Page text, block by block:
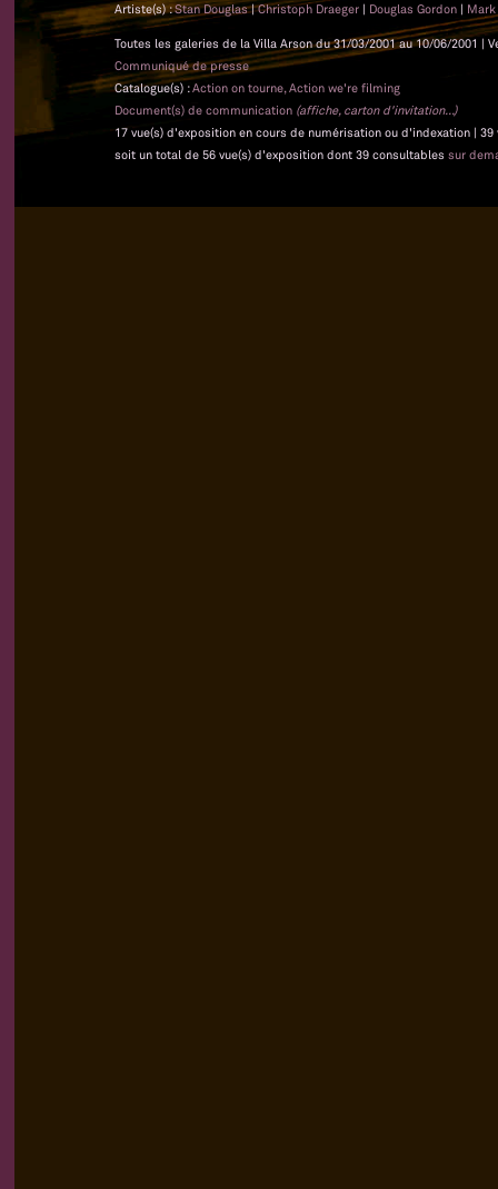
Artiste(s) :Stan Douglas|Christoph Draeger | Douglas Gordon |
Toutes les galeries de la Villa Arson du 31/03/2001 au 10/06/2001 |
Communiqué de presse
Catalogue(s) :Action on tourne, Action we're filming
Document(s) de communication (affiche, carton d'invitation...)
17 vue(s) d'exposition en cours de numérisation ou d'indexation |
soit un total de 56 vue(s) d'exposition dont 39 consultables sur